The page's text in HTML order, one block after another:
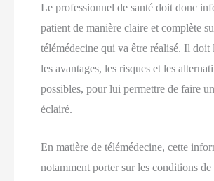
Le professionnel de santé doit donc
patient de manière claire et complète
télémédecine qui va être réalisé. Il
les avantages, les risques et les
possibles, pour lui permettre de faire
éclairé.
En matière de télémédecine, cette
notamment porter sur les conditions